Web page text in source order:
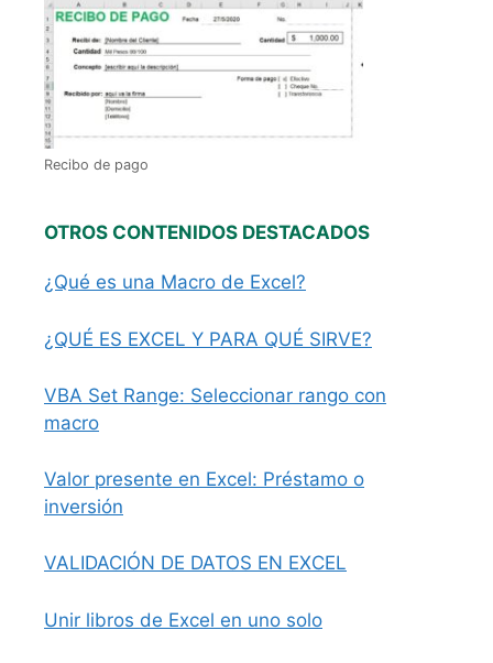
Recibo de pago
OTROS CONTENIDOS DESTACADOS
¿Qué es una Macro de Excel?
¿QUÉ ES EXCEL Y PARA QUÉ SIRVE?
VBA Set Range: Seleccionar rango con
macro
Valor presente en Excel: Préstamo o
inversión
VALIDACIÓN DE DATOS EN EXCEL
Unir libros de Excel en uno solo